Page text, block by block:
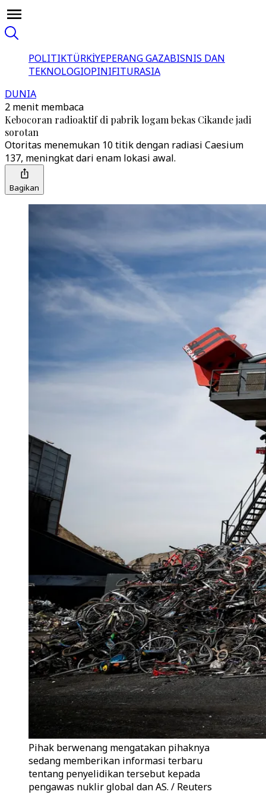
POLITIKTÜRKİYEPERANG GAZABISNIS DAN
TEKNOLOGIOPINIFITURASIA
DUNIA
2 menit membaca
Kebocoran radioaktif di pabrik logam bekas Cikande jadi
sorotan
Otoritas menemukan 10 titik dengan radiasi Caesium
137, meningkat dari enam lokasi awal.
Bagikan
Pihak berwenang mengatakan pihaknya
sedang memberikan informasi terbaru
tentang penyelidikan tersebut kepada
pengawas nuklir global dan AS. / Reuters